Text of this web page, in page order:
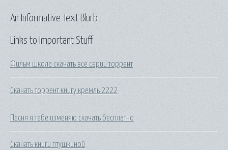
Links to Important Stuff
Фильм школа скачать все серии торрент
Скачать торрент книгу кремль 2222
Песня я тебе изменяю скачать бесплатно
Скачать книги птушкиной
An Informative Text Blurb